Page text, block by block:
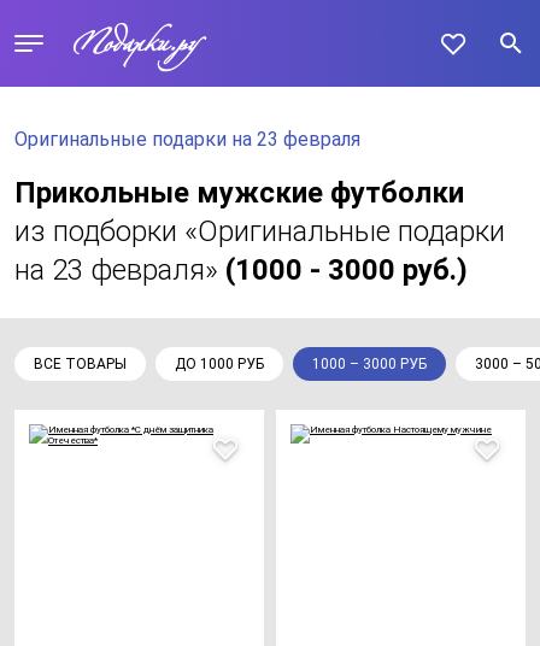
Оригинальные подарки на 23 февраля
Прикольные мужские футболки
из подборки «Оригинальные подарки
на 23 февраля» (1000 - 3000 руб.)
ВСЕ ТОВАРЫ ДО 1000 РУБ 1000 – 3000 РУБ 3000 –